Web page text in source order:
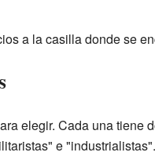
a la casilla donde se
elegir. Cada una tiene
e